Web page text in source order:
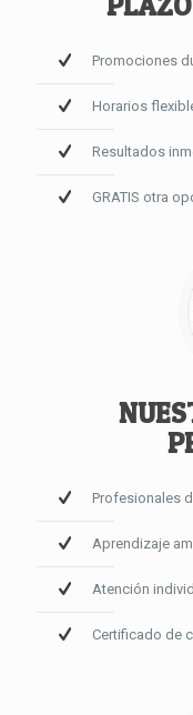
Promociones
Horarios
Resultados
GRATIS otra
Profesionales
Aprendizaje
Atención
Certificado de